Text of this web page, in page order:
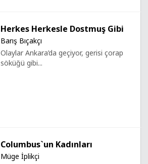
Herkes Herkesle Dostmuş Gibi
Barış Bıçakçı
Olaylar Ankara’da geçiyor, gerisi çorap
söküğü gibi...
Columbus`un Kadınları
Müge İplikçi